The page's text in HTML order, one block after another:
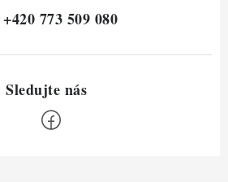
+420 773 509 080